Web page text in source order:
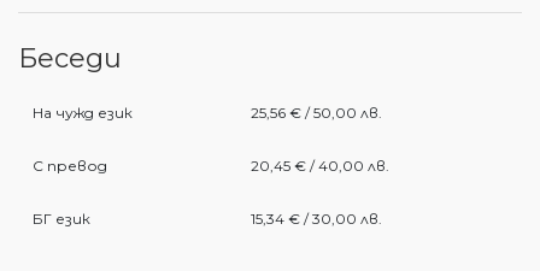
Беседи
На чужд език 25,56 € / 50,00 лв.
С превод 20,45 € / 40,00 лв.
БГ език 15,34 € / 30,00 лв.